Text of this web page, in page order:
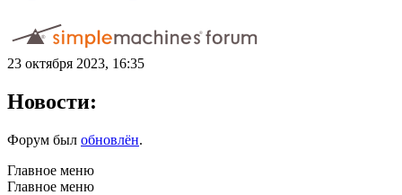
23 октября 2023, 16:35
Новости:
Форум был обновлён.
Главное меню
Главное меню